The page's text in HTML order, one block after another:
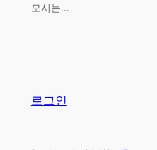
모시는…
로그인